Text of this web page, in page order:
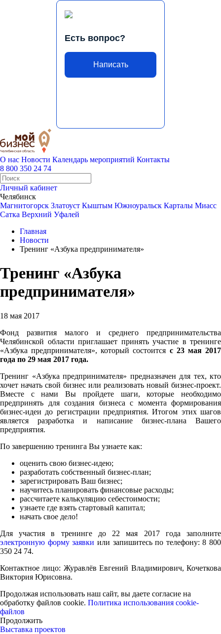
Есть вопрос?
Написать
О нас Новости Календарь мероприятий Контакты
8 800 350 24 74
Личный кабинет
Челябинск
Магнитогорск Златоуст Кыштым Южноуральск Карталы Миасс
Сатка Верхний Уфалей
Главная
Новости
Тренинг «Азбука предпринимателя»
Тренинг «Азбука
предпринимателя»
18 мая 2017
Фонд развития малого и среднего предпринимательства
Челябинской области приглашает принять участие в тренинге
«Азбука предпринимателя», который состоится с 23 мая 2017
года по 29 мая 2017 года.
Тренинг «Азбука предпринимателя» предназначен для тех, кто
хочет начать свой бизнес или реализовать новый бизнес-проект.
Вместе с нами Вы пройдете шаги, которые необходимо
предпринять для создания бизнеса с момента формирования
бизнес-идеи до регистрации предприятия. Итогом этих шагов
является разработка и написание бизнес-плана Вашего
предприятия.
По завершению тренинга Вы узнаете как:
оценить свою бизнес-идею;
разработать собственный бизнес-план;
зарегистрировать Ваш бизнес;
научитесь планировать финансовые расходы;
рассчитаете калькуляцию себестоимости;
узнаете где взять стартовый капитал;
начать свое дело!
Для участия в тренинге до 22 мая 2017 года заполните
электронную форму заявки или запишитесь по телефону: 8 800
350 24 74.
Контактное лицо: Журавлёв Евгений Владимирович, Кочеткова
Виктория Юрисовна.
Продолжая использовать наш сайт, вы даете согласие на
обработку файлов cookie. Политика использования cookie-
файлов
Продолжить
Выставка проектов